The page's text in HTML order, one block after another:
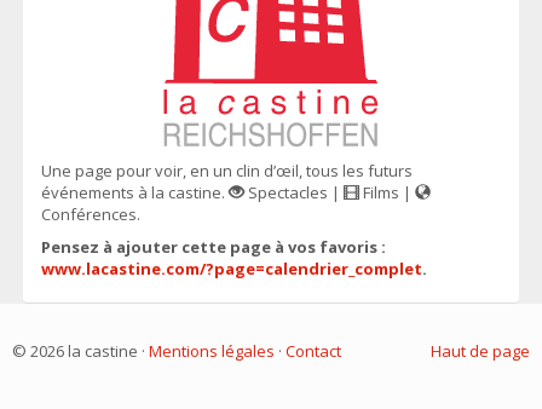
Une page pour voir, en un clin d’œil, tous les futurs
événements à la castine.
Spectacles |
Films |
Conférences.
Pensez à ajouter cette page à vos favoris :
www.lacastine.com/?page=calendrier_complet.
Haut de page
© 2026 la castine · Mentions légales · Contact